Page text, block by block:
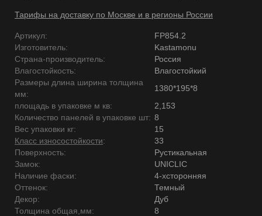
Тарифы на доставку по Москве и в регионы России
Артикул:
FP854.2
Изготовитель:
Kastamonu
Страна-производитель:
Россия
Влагостойкость:
Влагостойкий
Размеры длина ширина толщина
мм:
1380*195*8
площадь в упаковке м кв:
2,153
Количество панелей в упаковке шт: 8
Вес упаковки кг:
15
Класс износостойкости:
33
Поверхность:
Рустикальная
Замок:
UNICLIC
Наличие фаски:
4-хсторонняя
Оттенок:
Темный
Декор:
Дуб
Толщина общая,мм:
8